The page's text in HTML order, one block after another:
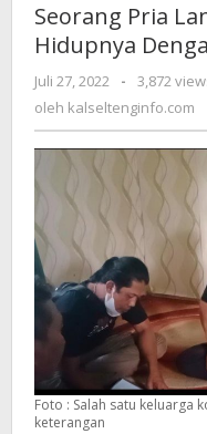
Usia
Nekad
Akhiri
Hidupnya
Dengan
Seorang Pria
Hidupnya
Juli 27, 2022
oleh
-
3,872
oleh kalseltenginfo.com
Foto : Salah satu keluarga
keterangan